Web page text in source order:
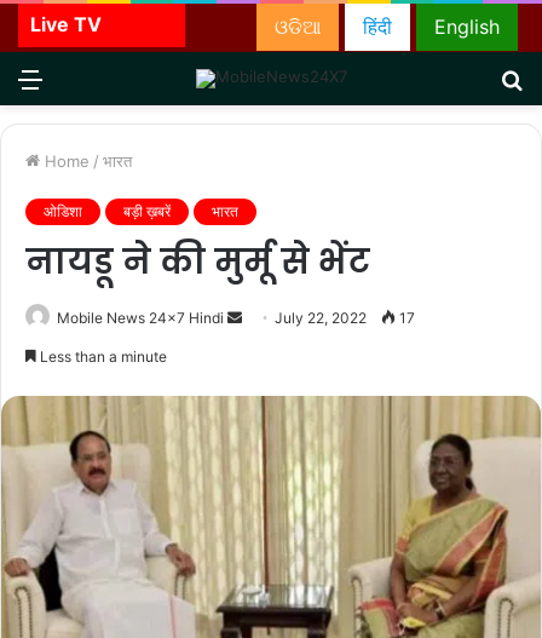
Live TV English
हिंदी
ଓଡିଆ
Menu
Home / भारत
ओडिशा बड़ी ख़बरें भारत
नायडू ने की मुर्मू से भेंट
Mobile News 24x7 Hindi
SendJuly 22, 2022 17
Less than a minute